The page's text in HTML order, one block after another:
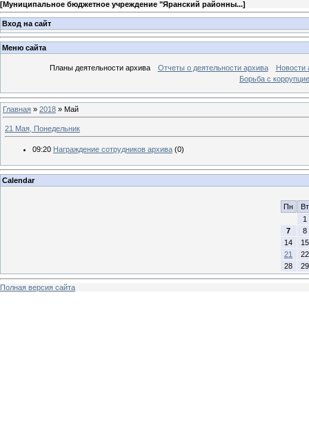
[Муниципальное бюджетное учреждение "Яранский районны...]
Вход на сайт
Меню сайта
Планы деятельности архива Отчеты о деятельности архива
Новости
Борьба с
Главная » 2018 » Май
21 Мая, Понедельник
09:20 Награждение сотрудников архива (0)
Calendar
Пн
Вт
1
7
8
14
15
21
22
28
29
Полная версия сайта